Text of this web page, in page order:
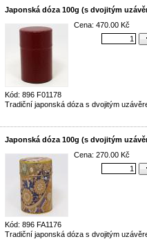
Japonská dóza 100g (s dvojitým
Kód: 896 F01178
Cena: 470.00 Kč
Tradiční japonská dóza s dvojitým
Japonská dóza 100g (s dvojitým
Kód: 896 FA1176
Cena: 270.00 Kč
Tradiční japonská dóza s dvojitým